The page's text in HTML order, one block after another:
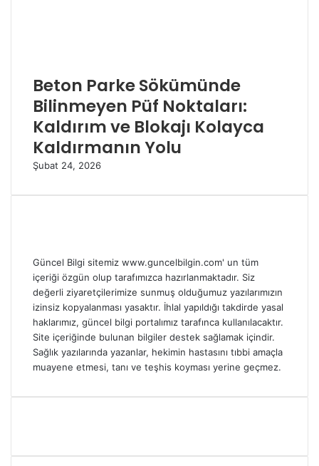
Beton Parke Sökümünde
Bilinmeyen Püf Noktaları:
Kaldırım ve Blokajı Kolayca
Kaldırmanın Yolu
Şubat 24, 2026
Güncel Bilgi sitemiz www.guncelbilgin.com' un tüm
içeriği özgün olup tarafımızca hazırlanmaktadır. Siz
değerli ziyaretçilerimize sunmuş olduğumuz yazılarımızın
izinsiz kopyalanması yasaktır. İhlal yapıldığı takdirde yasal
haklarımız, güncel bilgi portalımız tarafınca kullanılacaktır.
Site içeriğinde bulunan bilgiler destek sağlamak içindir.
Sağlık yazılarında yazanlar, hekimin hastasını tıbbi amaçla
muayene etmesi, tanı ve teşhis koyması yerine geçmez.